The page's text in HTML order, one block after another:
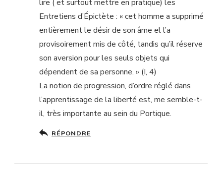
lire ( et surtout mettre en pratique) les
Entretiens d’Épictète : « cet homme a supprimé
entièrement le désir de son âme el l’a
provisoirement mis de côté, tandis qu’il réserve
son aversion pour les seuls objets qui
dépendent de sa personne. » (I, 4)
La notion de progression, d’ordre réglé dans
l’apprentissage de la liberté est, me semble-t-
il, très importante au sein du Portique.
RÉPONDRE